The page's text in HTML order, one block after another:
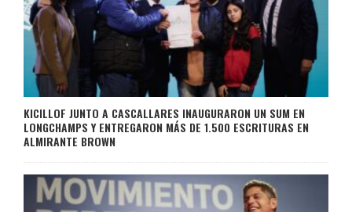
KICILLOF JUNTO A CASCALLARES INAUGURARON UN SUM EN
LONGCHAMPS Y ENTREGARON MÁS DE 1.500 ESCRITURAS EN
ALMIRANTE BROWN